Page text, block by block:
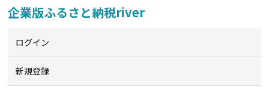
企業版ふるさと納税river
ログイン
新規登録